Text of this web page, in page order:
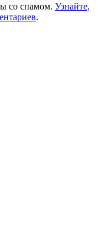
со спамом. Узнайте,
.